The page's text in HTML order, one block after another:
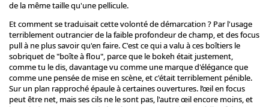
de la même taille qu'une pellicule.
Et comment se traduisait cette volonté de démarcation ? Par l'usage
terriblement outrancier de la faible profondeur de champ, et des focus
pull à ne plus savoir qu'en faire. C'est ce qui a valu à ces boîtiers le
sobriquet de "boîte à flou", parce que le bokeh était justement,
comme tu le dis, davantage vu comme une marque d'élégance que
comme une pensée de mise en scène, et c'était terriblement pénible.
Sur un plan rapproché épaule à certaines ouvertures. l’œil en focus
peut être net, mais ses cils ne le sont pas, l'autre œil encore moins, et